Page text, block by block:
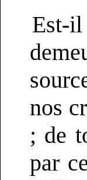
Est-
nos
; de
par